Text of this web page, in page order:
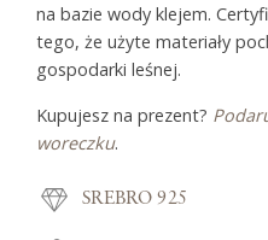
na bazie wody klejem.
tego, że użyte materiały
gospodarki leśnej.
Kupujesz na prezent?
woreczku.
SREBRO 925